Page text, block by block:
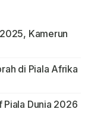
Kamerun
di Piala Afrika
Piala Dunia 2026